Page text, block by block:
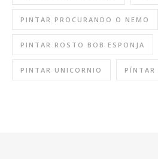
PINTAR PROCURANDO O NEMO
PINTAR ROSTO BOB ESPONJA
PINTAR UNICORNIO PÍNTAR